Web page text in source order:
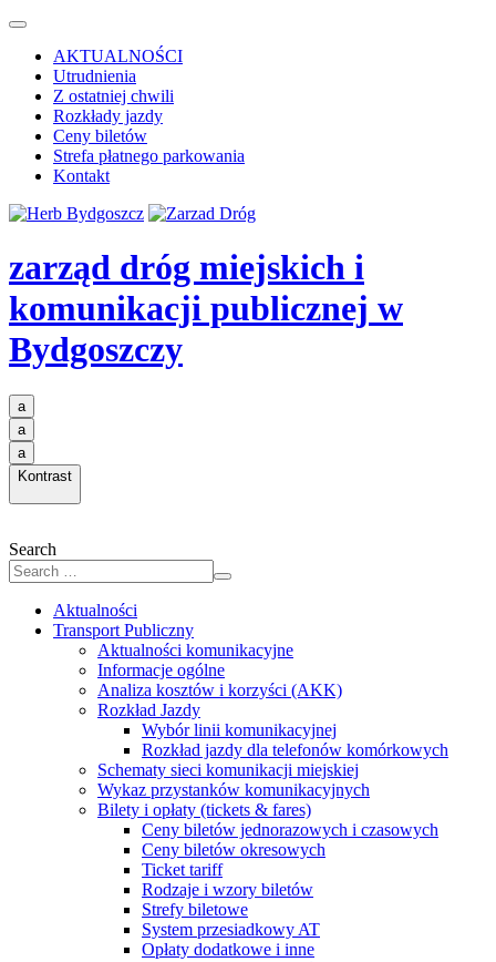
AKTUALNOŚCI
Utrudnienia
Z ostatniej chwili
Rozkłady jazdy
Ceny biletów
Strefa płatnego parkowania
Kontakt
zarząd dróg miejskich i
komunikacji publicznej w
Bydgoszczy
a
a
a
Kontrast
Search
Aktualności
Transport Publiczny
Aktualności komunikacyjne
Informacje ogólne
Analiza kosztów i korzyści (AKK)
Rozkład Jazdy
Wybór linii komunikacyjnej
Rozkład jazdy dla telefonów komórkowych
Schematy sieci komunikacji miejskiej
Wykaz przystanków komunikacyjnych
Bilety i opłaty (tickets & fares)
Ceny biletów jednorazowych i czasowych
Ceny biletów okresowych
Ticket tariff
Rodzaje i wzory biletów
Strefy biletowe
System przesiadkowy AT
Opłaty dodatkowe i inne